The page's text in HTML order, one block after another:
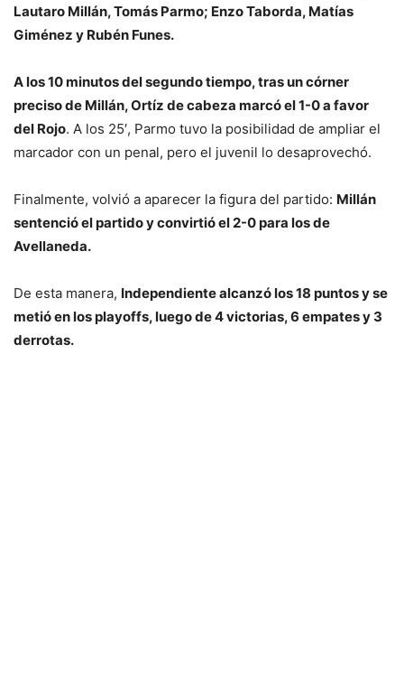
Lautaro Millán, Tomás Parmo; Enzo Taborda, Matías
Giménez y Rubén Funes.
A los 10 minutos del segundo tiempo, tras un córner
preciso de Millán, Ortíz de cabeza marcó el 1-0 a favor
del Rojo. A los 25′, Parmo tuvo la posibilidad de ampliar el
marcador con un penal, pero el juvenil lo desaprovechó.
Finalmente, volvió a aparecer la figura del partido: Millán
sentenció el partido y convirtió el 2-0 para los de
Avellaneda.
De esta manera, Independiente alcanzó los 18 puntos y se
metió en los playoffs, luego de 4 victorias, 6 empates y 3
derrotas.